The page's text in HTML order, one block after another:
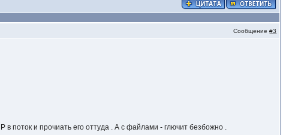
Сообщение#3
в поток и прочиать его оттуда . А с файлами - глючит безбожно .